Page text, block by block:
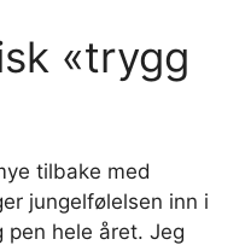
«trygg
tilbake med
jungelfølelsen inn i
pen hele året. Jeg